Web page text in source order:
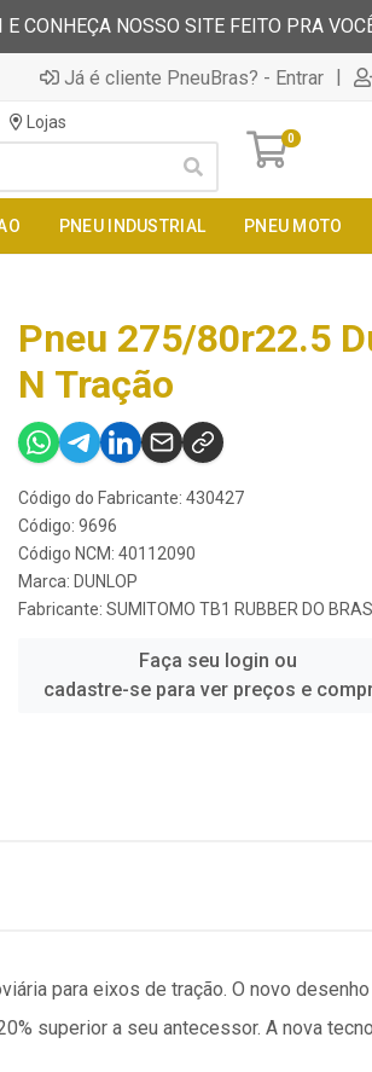
CONHEÇA NOSSO SITE FEITO PRA
Já é cliente PneuBras? - Entrar |
Lojas
0
PNEU INDUSTRIAL PNEU MOTO
Pneu 275/80r22.5
N Tração
Código do Fabricante: 430427
Código: 9696
Código NCM: 40112090
Marca: DUNLOP
Fabricante: SUMITOMO TB1 RUBBER DO
Faça seu login ou
cadastre-se para ver preços e
para eixos de tração. O novo
superior a seu antecessor. A nova